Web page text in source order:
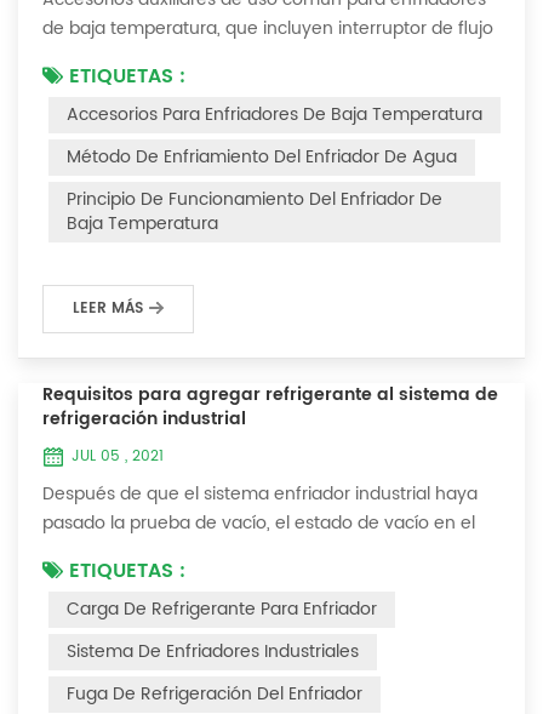
de baja temperatura, que incluyen interruptor de flujo
diferencia de presión, controlador de temperatura y
válvula solenoide, así como una breve introducción de
tres métodos de enfriamiento, refrigeración por
vaporización líquida, refrigeración por expansión de
gas y refrigeración termoeléctrica. Ac...
ETIQUETAS :
Accesorios Para Enfriadores De Baja Temperatura
Método De Enfriamiento Del Enfriador De Agua
Principio De Funcionamiento Del Enfriador De
Baja Temperatura
LEER MÁS
Requisitos para agregar refrigerante al sistema de
refrigeración industrial
JUL 05 , 2021
Después de que el sistema enfriador industrial haya
pasado la prueba de vacío, el estado de vacío en el
Carga de refrigerante Para los sistemas recién
instalados, se puede agregar refrigerante al extremo
de alta presión y el método de operación es el
refrigeración del condensador y mantenga la válvul...
ETIQUETAS :
Carga De Refrigerante Para Enfriador
Sistema De Enfriadores Industriales
Fuga De Refrigeración Del Enfriador